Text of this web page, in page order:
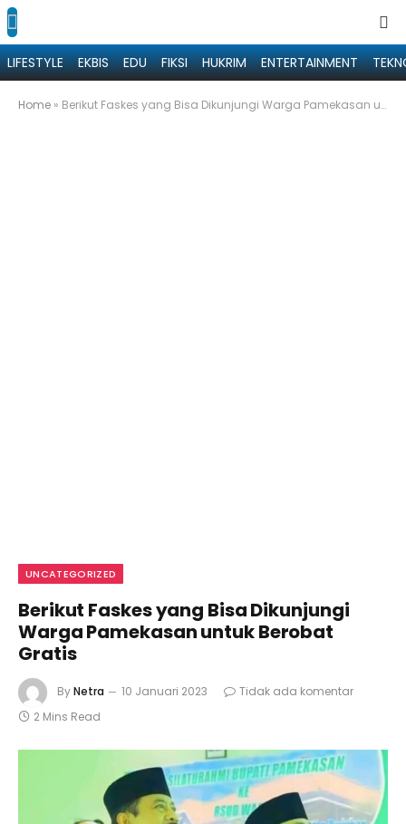
LIFESTYLE EKBIS EDU FIKSI HUKRIM ENTERTAINMENT
Home » Berikut Faskes yang Bisa Dikunjungi Warga Pamekasan untuk Berobat Gratis
UNCATEGORIZED
Berikut Faskes yang Bisa Dikunjungi
Warga Pamekasan untuk Berobat
Gratis
ByNetra 10 Januari 2023
Tidak ada komentar
2 Mins Read